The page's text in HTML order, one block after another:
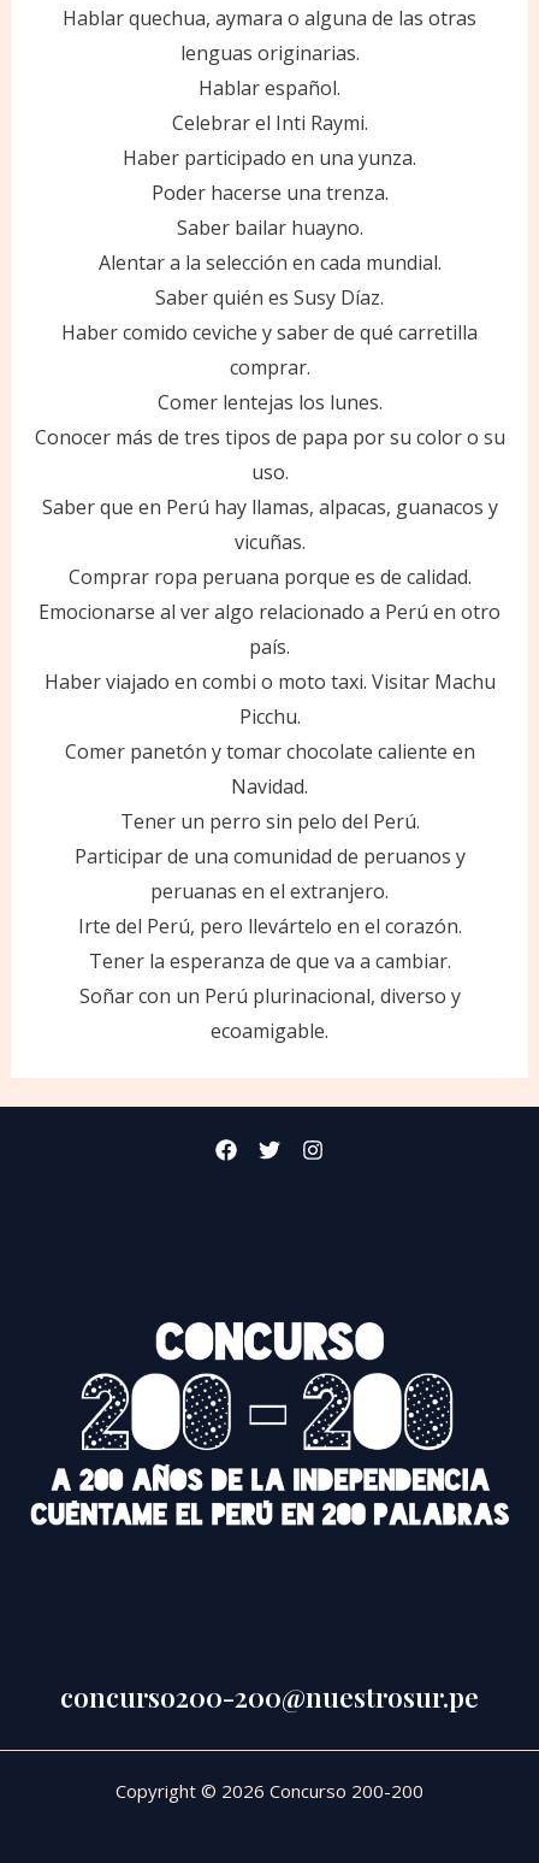
Hablar quechua, aymara o alguna de las otras
lenguas originarias.
Hablar español.
Celebrar el Inti Raymi.
Haber participado en una yunza.
Poder hacerse una trenza.
Saber bailar huayno.
Alentar a la selección en cada mundial.
Saber quién es Susy Díaz.
Haber comido ceviche y saber de qué carretilla
comprar.
Comer lentejas los lunes.
Conocer más de tres tipos de papa por su color o su
uso.
Saber que en Perú hay llamas, alpacas, guanacos y
vicuñas.
Comprar ropa peruana porque es de calidad.
Emocionarse al ver algo relacionado a Perú en otro
país.
Haber viajado en combi o moto taxi. Visitar Machu
Picchu.
Comer panetón y tomar chocolate caliente en
Navidad.
Tener un perro sin pelo del Perú.
Participar de una comunidad de peruanos y
peruanas en el extranjero.
Irte del Perú, pero llevártelo en el corazón.
Tener la esperanza de que va a cambiar.
Soñar con un Perú plurinacional, diverso y
ecoamigable.
concurso200-200@nuestrosur.pe
Copyright © 2026 Concurso 200-200